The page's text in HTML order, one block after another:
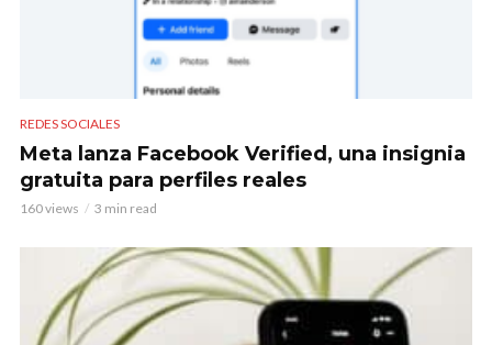
REDES SOCIALES
Meta lanza Facebook Verified, una insignia
gratuita para perfiles reales
160 views 3 min read